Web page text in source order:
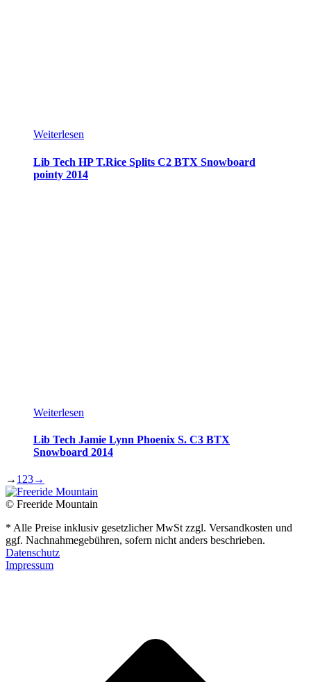
Weiterlesen
Lib Tech HP T.Rice Splits C2 BTX Snowboard
pointy 2014
Weiterlesen
Lib Tech Jamie Lynn Phoenix S. C3 BTX
Snowboard 2014
→ 1 23→
© Freeride Mountain
* Alle Preise inklusiv gesetzlicher MwSt zzgl. Versandkosten und
ggf. Nachnahmegebühren, sofern nicht anders beschrieben.
Datenschutz
Impressum